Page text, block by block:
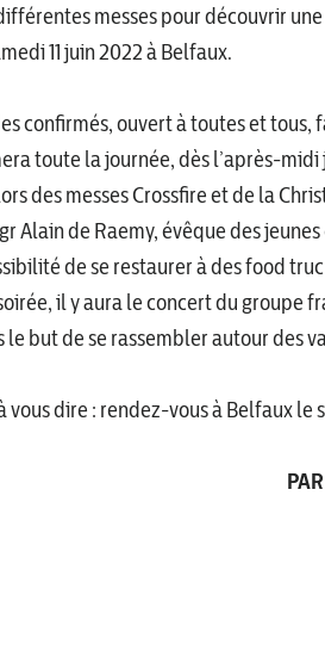
messes pour découvrir
11 juin 2022 à Belfaux.
confirmés, ouvert à toutes et
toute la journée, dès l’après-
des messes Crossfire et de la
Alain de Raemy, évêque des
de se restaurer à des food
il y aura le concert du groupe
but de se rassembler autour des
vous dire : rendez-vous à Belfaux le